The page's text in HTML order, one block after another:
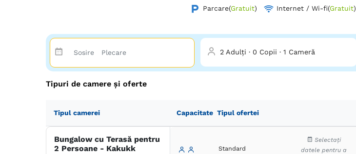
Parcare(Gratuit) Internet / Wi-fi(Gratuit)
2 Adulți· 0 Copii ·1 Cameră
Tipuri de camere și oferte
Tipul camerei Capacitate Tipul ofertei
Bungalow cu Terasă pentru
2 Persoane - Kakukk
Standard
Selectați
datele pentru a